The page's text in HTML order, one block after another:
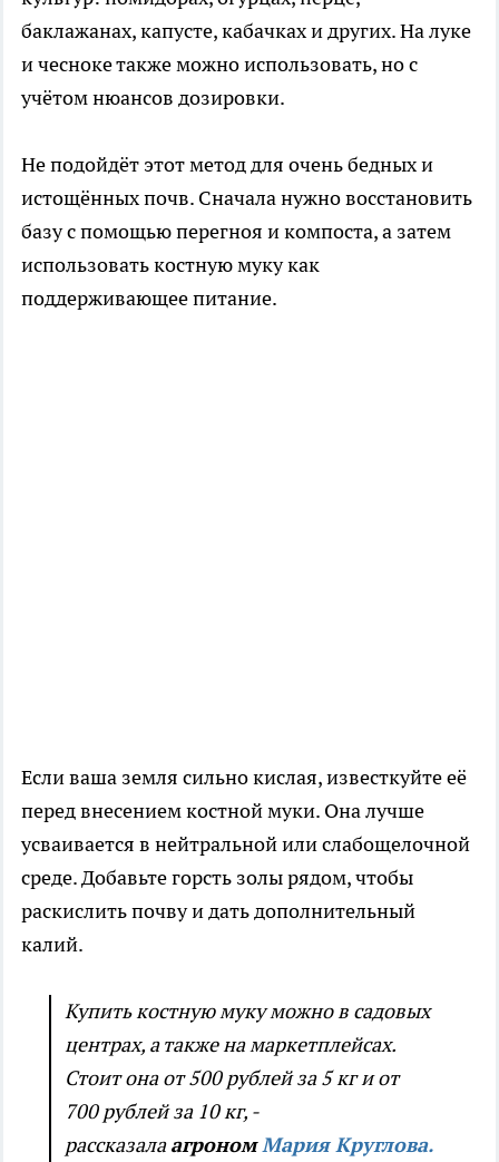
баклажанах, капусте, кабачках и других. На луке
и чесноке также можно использовать, но с
учётом нюансов дозировки.
Не подойдёт этот метод для очень бедных и
истощённых почв. Сначала нужно восстановить
базу с помощью перегноя и компоста, а затем
использовать костную муку как
поддерживающее питание.
Если ваша земля сильно кислая, известкуйте её
перед внесением костной муки. Она лучше
усваивается в нейтральной или слабощелочной
среде. Добавьте горсть золы рядом, чтобы
раскислить почву и дать дополнительный
калий.
Купить костную муку можно в садовых
центрах, а также на маркетплейсах.
Стоит она от 500 рублей за 5 кг и от
700 рублей за 10 кг, -
рассказалаагрономМария Круглова.